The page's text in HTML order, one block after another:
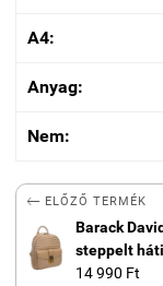
A4:
Anyag:
Nem:
 ELŐZŐ TERMÉK
Barack
steppelt
14 990 Ft